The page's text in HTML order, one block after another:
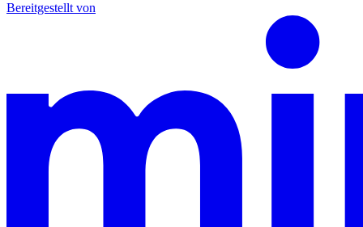
Bereitgestellt von